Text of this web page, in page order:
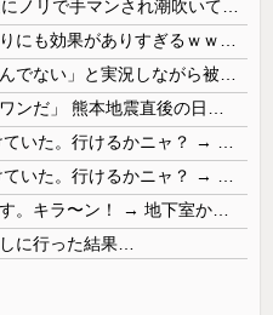
に行った結果…